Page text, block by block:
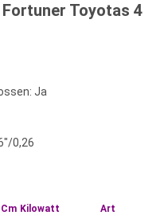
Toyotas 4
Ja
0,26
Cm Kilowatt
Art